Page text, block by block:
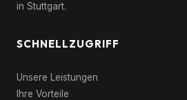
in Stuttgart.
SCHNELLZUGRIFF
Unsere Leistungen
Ihre Vorteile